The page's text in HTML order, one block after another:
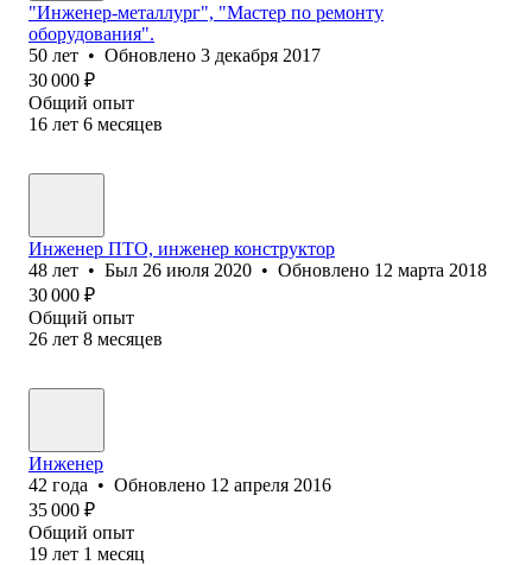
"Инженер-металлург", "Мастер по ремонту
оборудования".
50 лет • Обновлено 3 декабря 2017
30 000 ₽
Общий опыт
16 лет 6 месяцев
Инженер ПТО, инженер конструктор
48 лет • Был 26 июля 2020 • Обновлено 12 марта 2018
30 000 ₽
Общий опыт
26 лет 8 месяцев
Инженер
42 года • Обновлено 12 апреля 2016
35 000 ₽
Общий опыт
19 лет 1 месяц